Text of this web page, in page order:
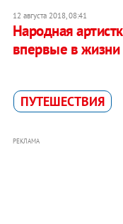
12 августа 2018, 08:41
Народная
впервые в жизни
ПУТЕШЕСТВИЯ
РЕКЛАМА